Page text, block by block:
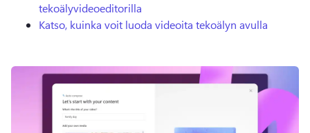
tekoälyvideoeditorilla
Katso, kuinka voit luoda videoita tekoälyn avulla